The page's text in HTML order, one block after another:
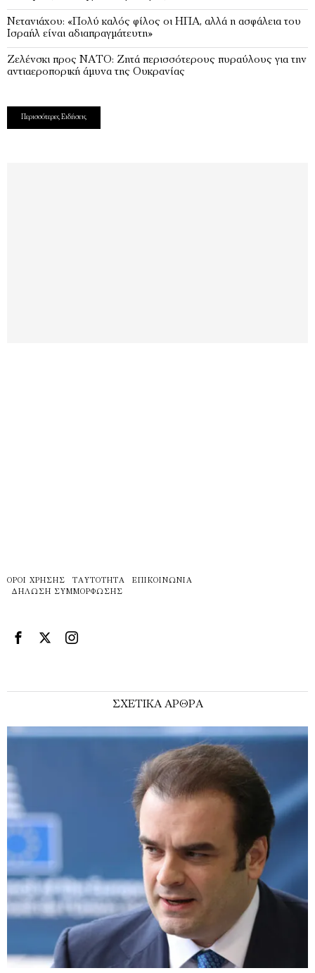
Νετανιάχου: «Πολύ καλός φίλος οι ΗΠΑ, αλλά η ασφάλεια του
Ισραήλ είναι αδιαπραγμάτευτη»
Ζελένσκι προς ΝΑΤΟ: Ζητά περισσότερους πυραύλους για την
αντιαεροπορική άμυνα της Ουκρανίας
Περισσότερες Ειδήσεις
ΌΡΟΙ ΧΡΉΣΗΣ ΤΑΥΤΌΤΗΤΑ
ΕΠΙΚΟΙΝΩΝΊΑ
ΔΉΛΩΣΗ ΣΥΜΜΌΡΦΩΣΗΣ
ΣΧΕΤΙΚΑ ΑΡΘΡΑ